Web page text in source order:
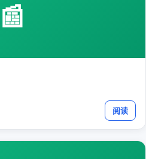
📰
阅读